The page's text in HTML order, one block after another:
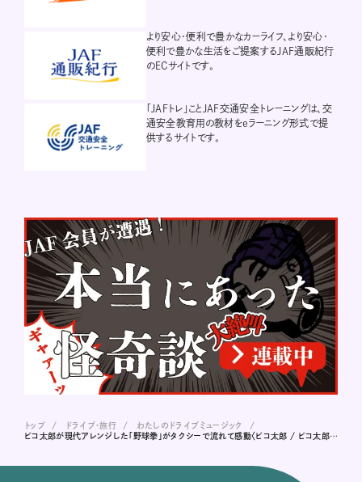
より安心・便利で豊かなカーライフ、より安心・
便利で豊かな生活をご提案するJAF通販紀行
のECサイトです。
「JAFトレ」ことJAF交通安全トレーニングは、交
通安全教育用の教材をeラーニング形式で提
供するサイトです。
トップ ドライブ･旅行
わたしのドライブミュージック
ピコ太郎が現代アレンジした「野球拳」がタクシーで流れて感動〈ピコ太郎 / ピコ太郎による野球拳おどり 〜さらにダンスフレーバーを加えて〜〉